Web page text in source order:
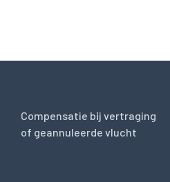
Compensatie bij vertraging
of geannuleerde vlucht